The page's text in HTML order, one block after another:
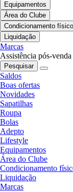
Equipamentos
Área do Clube
Condicionamento físico
Liquidação
Marcas
Assistência pós-
Pesquisar
Saldos
Boas ofertas
Novidades
Sapatilhas
Roupa
Bolas
Adepto
Lifestyle
Equipamentos
Área do Clube
Condicionamento
Liquidação
Marcas